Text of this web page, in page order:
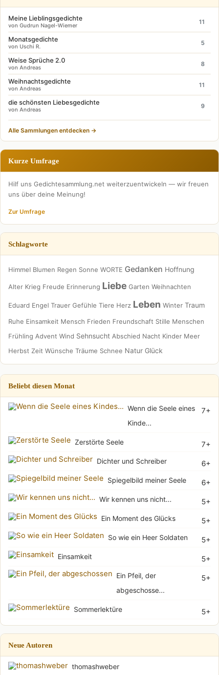
Meine Lieblingsgedichte
von Gudrun Nagel-Wiemer
11
Monatsgedichte
von Uschi R.
5
Weise Sprüche 2.0
von Andreas
8
Weihnachtsgedichte
von Andreas
11
die schönsten Liebesgedichte
von Andreas
9
Alle Sammlungen entdecken →
Kurze Umfrage
Hilf uns Gedichtesammlung.net weiterzuentwickeln — wir freuen
uns über deine Meinung!
Zur Umfrage
Schlagworte
Himmel Blumen Regen Sonne WORTE Gedanken Hoffnung
Alter Krieg Freude Erinnerung Liebe Garten Weihnachten
Eduard Engel Trauer Gefühle Tiere Herz Leben Winter Traum
Ruhe Einsamkeit Mensch Frieden Freundschaft Stille Menschen
Frühling Advent Wind Sehnsucht Abschied Nacht Kinder Meer
Herbst Zeit Wünsche Träume Schnee Natur Glück
Beliebt diesen Monat
7+
Wenn die Seele eines
Kinde...
7+
Zerstörte Seele
6+
Dichter und Schreiber
6+
Spiegelbild meiner Seele
5+
Wir kennen uns nicht...
5+
Ein Moment des Glücks
5+
So wie ein Heer Soldaten
5+
Einsamkeit
5+
Ein Pfeil, der
abgeschosse...
5+
Sommerlektüre
Neue Autoren
thomashweber